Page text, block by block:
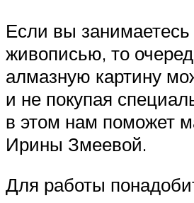
Если вы
живописью, то
алмазную картину
и не покупая
в этом нам поможет
Ирины Змеевой.
Для работы